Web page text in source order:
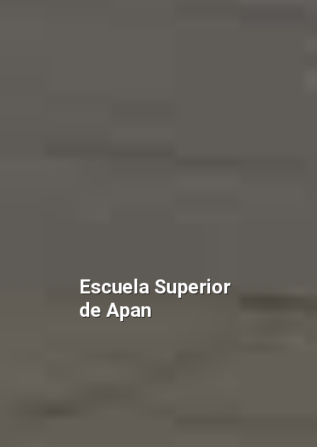
Escuela Superior
de Apan